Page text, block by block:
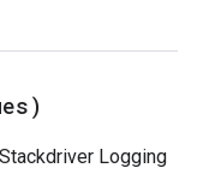
Logging